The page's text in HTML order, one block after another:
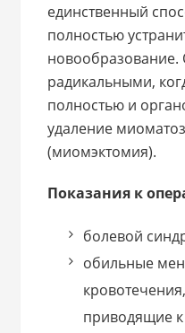
единственный
полностью
новообразование.
радикальными,
полностью и
удаление
(миомэктомия).
Показания к
болевой
обильные
приводящие